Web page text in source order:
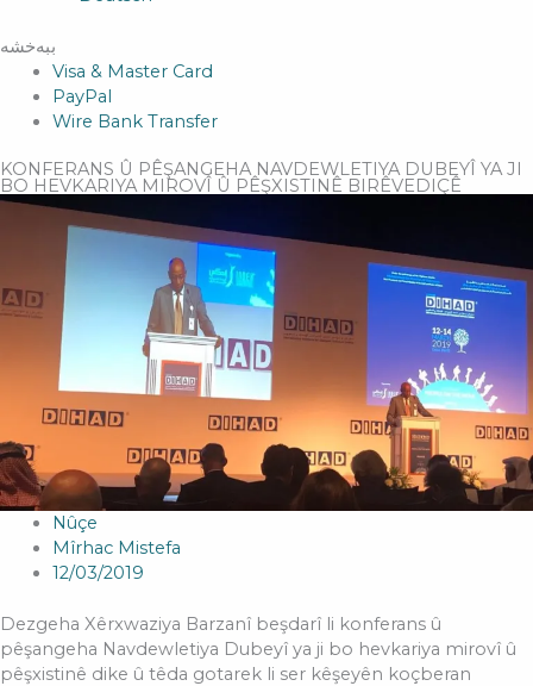
ببەخشە
Visa & Master Card
PayPal
Wire Bank Transfer
KONFERANS Û PÊŞANGEHA NAVDEWLETIYA DUBEYÎ YA JI
BO HEVKARIYA MIROVÎ Û PÊŞXISTINÊ BIRÊVEDIÇÊ
Nûçe
Mîrhac Mistefa
12/03/2019
Dezgeha Xêrxwaziya Barzanî beşdarî li konferans û
pêşangeha Navdewletiya Dubeyî ya ji bo hevkariya mirovî û
pêşxistinê dike û têda gotarek li ser kêşeyên koçberan